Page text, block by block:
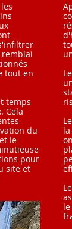
remblai
tout en
temps
Cela
du
le
pour
site et